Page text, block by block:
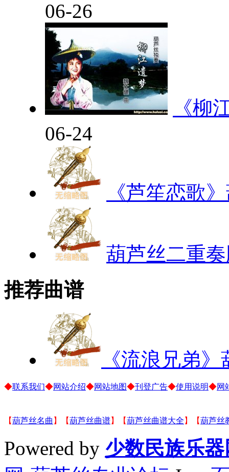
06-26
《柳
06-24
《芦笙恋歌
葫芦丝二重
推荐曲谱
《流浪兄弟
◆联系我们◆网站介绍◆网站地图◆刊登广告◆使用说明◆网
【葫芦丝名曲 】【葫芦丝曲谱】【葫芦丝曲谱大全 】【葫芦丝
Powered by 少数民族乐器